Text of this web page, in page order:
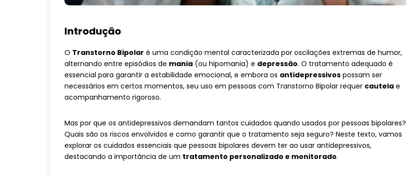
Introdução
O Transtorno Bipolar é uma condição mental caracterizada por oscilações extremas de humor,
alternando entre episódios de mania (ou hipomania) e depressão. O tratamento adequado é
essencial para garantir a estabilidade emocional, e embora os antidepressivos possam ser
necessários em certos momentos, seu uso em pessoas com Transtorno Bipolar requer cautela e
acompanhamento rigoroso.
Mas por que os antidepressivos demandam tantos cuidados quando usados por pessoas bipolares?
Quais são os riscos envolvidos e como garantir que o tratamento seja seguro? Neste texto, vamos
explorar os cuidados essenciais que pessoas bipolares devem ter ao usar antidepressivos,
destacando a importância de um tratamento personalizado e monitorado.